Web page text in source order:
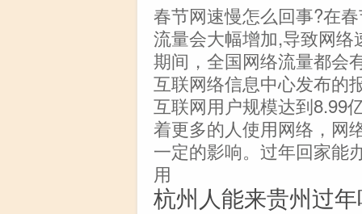
春节网速慢怎么回事?在
流量会大幅增加,导致网
期间，全国网络流量都会
互联网络信息中心发布的
互联网用户规模达到8.99
着更多的人使用网络，网
一定的影响。过年回家能
用
杭州人能来贵州过